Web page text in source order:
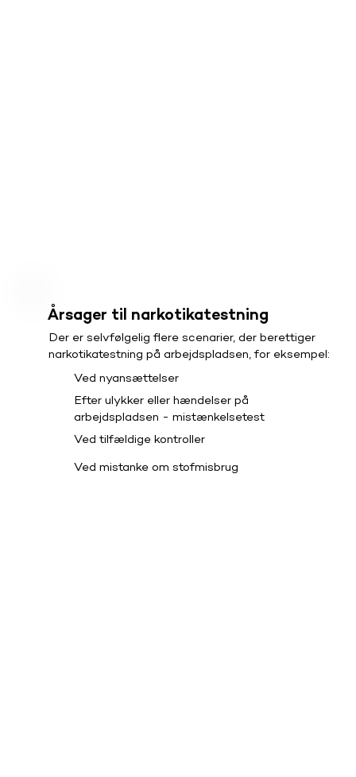
Årsager til narkotikatestning
Der er selvfølgelig flere scenarier, der berettiger
narkotikatestning på arbejdspladsen, for eksempel:
Ved nyansættelser
Efter ulykker eller hændelser på
arbejdspladsen - mistænkelsetest
Ved tilfældige kontroller
Ved mistanke om stofmisbrug